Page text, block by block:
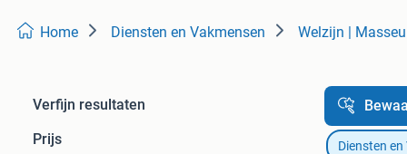
Home Diensten en Vakmensen Welzijn |
Verfijn resultaten
Prijs
Diensten